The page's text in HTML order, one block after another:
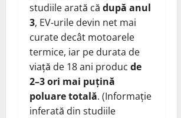
studiile arată că după anul
3, EV‑urile devin net mai
curate decât motoarele
termice, iar pe durata de
viață de 18 ani produc de
2–3 ori mai puțină
poluare totală. (Informație
inferată din studiile